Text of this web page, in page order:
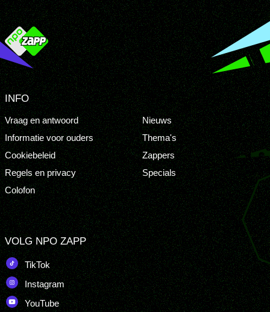
INFO
Vraag en antwoord
Informatie voor ouders
Cookiebeleid
Regels en privacy
Colofon
Nieuws
Thema's
Zappers
Specials
VOLG NPO ZAPP
TikTok
Instagram
YouTube